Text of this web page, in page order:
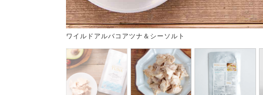
ワイルドアルバコアツナ＆シーソルト